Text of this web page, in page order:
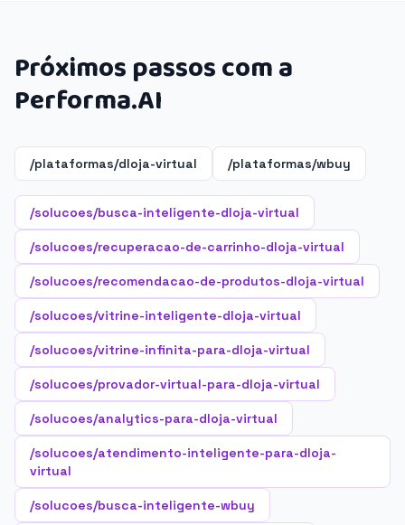
Próximos passos com a
Performa.AI
/plataformas/dloja-virtual /plataformas/wbuy
/solucoes/busca-inteligente-dloja-virtual
/solucoes/recuperacao-de-carrinho-dloja-virtual
/solucoes/recomendacao-de-produtos-dloja-virtual
/solucoes/vitrine-inteligente-dloja-virtual
/solucoes/vitrine-infinita-para-dloja-virtual
/solucoes/provador-virtual-para-dloja-virtual
/solucoes/analytics-para-dloja-virtual
/solucoes/atendimento-inteligente-para-dloja-
virtual
/solucoes/busca-inteligente-wbuy